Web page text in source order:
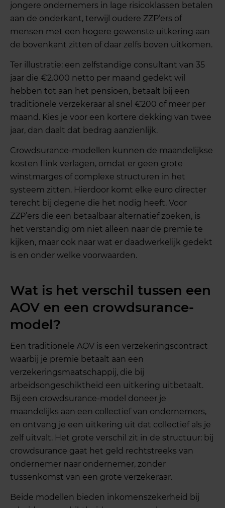
jongere ondernemers in lage risicoklassen betalen
aan de onderkant, terwijl oudere ZZP’ers of
mensen met een hogere gewenste uitkering aan
de bovenkant zitten of daar zelfs boven uitkomen.
Ter illustratie: een zelfstandige consultant van 35
jaar die €2.000 netto per maand gedekt wil
hebben tot aan het pensioen, betaalt bij een
traditionele verzekeraar al snel €200 of meer per
maand. Kies je voor een kortere dekking van twee
jaar, dan daalt dat bedrag aanzienlijk.
Crowdsurance-modellen kunnen de maandelijkse
kosten flink verlagen, omdat er geen grote
winstmarges of complexe structuren in het
systeem zitten. Hierdoor komt elke euro directer
terecht bij degene die het nodig heeft. Voor
ZZP’ers die een betaalbaar alternatief zoeken, is
het verstandig om niet alleen naar de premie te
kijken, maar ook naar wat er daadwerkelijk gedekt
is en onder welke voorwaarden.
Wat is het verschil tussen een
AOV en een crowdsurance-
model?
Een traditionele AOV is een verzekeringscontract
waarbij je premie betaalt aan een
verzekeringsmaatschappij, die bij
arbeidsongeschiktheid een uitkering uitbetaalt.
Bij een crowdsurance-model doneer je
maandelijks aan een collectief van ondernemers,
en ontvang je een uitkering uit dat collectief als je
zelf uitvalt. Het grote verschil zit in de structuur: bij
crowdsurance gaat het geld rechtstreeks van
ondernemer naar ondernemer, zonder
tussenkomst van een grote verzekeraar.
Beide modellen bieden inkomenszekerheid bij